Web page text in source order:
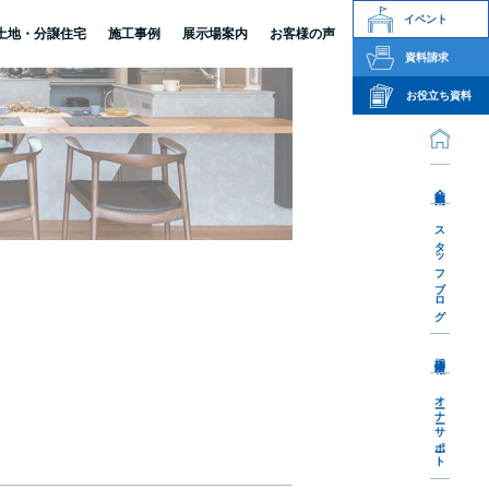
地・分譲住宅 施工事例 展示場案内 お客様の声
イベント
資料請求
お役立ち資料
スタッフブログ
オーナーサポート